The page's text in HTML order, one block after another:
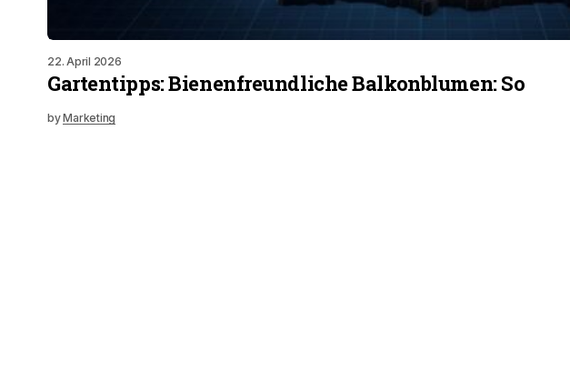
22. April 2026
Gartentipps: Bienenfreundliche Balkonblumen: So
byMarketing